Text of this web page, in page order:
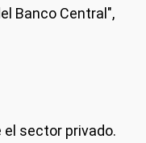
Banco Central",
el sector privado.